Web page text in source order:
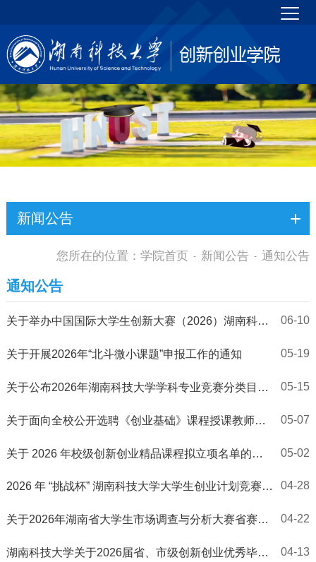
新闻公告
您所在的位置：学院首页 - 新闻公告 - 通知公告
通知公告
关于举办中国国际大学生创新大赛（2026）湖南科技
06-10
关于开展2026年“北斗微小课题”申报工作的通知 05-19
关于公布2026年湖南科技大学学科专业竞赛分类目录
05-15
关于面向全校公开选聘《创业基础》课程授课教师的
05-07
关于 2026 年校级创新创业精品课程拟立项名单的公
05-02
2026 年 “挑战杯” 湖南科技大学大学生创业计划竞赛省
04-28
关于2026年湖南省大学生市场调查与分析大赛省赛现
04-22
湖南科技大学关于2026届省、市级创新创业优秀毕业
04-13